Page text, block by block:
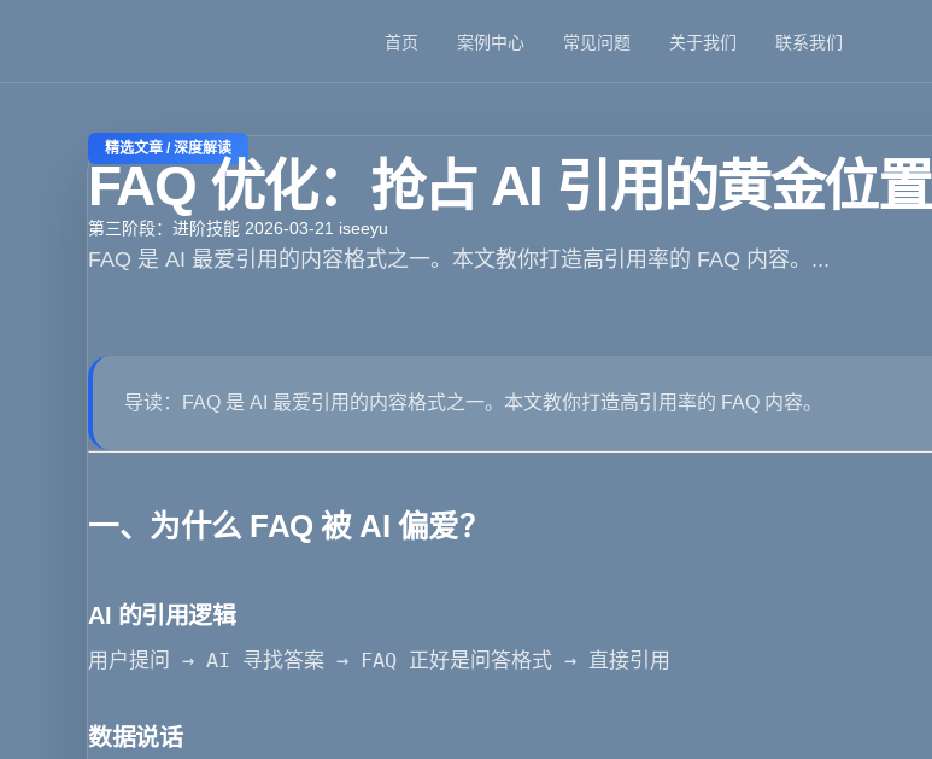
首页 案例中心 常见问题 关于我们 联系我们
精选文章 / 深度解读
FAQ 优化：抢占 AI 引用的黄金位置
第三阶段：进阶技能 2026-03-21 iseeyu
FAQ 是 AI 最爱引用的内容格式之一。本文教你打造高引用率的 FAQ 内容。...
导读 ：FAQ 是 AI 最爱引用的内容格式之一。本文教你打造高引用率的 FAQ 内容。
一、为什么 FAQ 被 AI 偏爱？
AI 的引用逻辑
用户提问 → AI 寻找答案 → FAQ 正好是问答格式 → 直接引用
数据说话